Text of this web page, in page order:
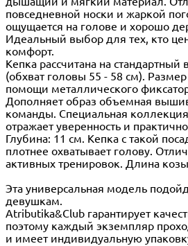
повседневной носки и жаркой
ощущается на голове и хорошо
Идеальный выбор для тех, кто
комфорт.
Кепка рассчитана на
(обхват головы 55 - 58 см).
помощи металлического
Дополняет образ объемная
команды. Специальная
отражает уверенность и
Глубина: 11 см. Кепка с такой
плотнее охватывает голову.
активных тренировок. Длина
Эта универсальная модель
девушкам.
Atributika&Club гарантирует
поэтому каждый экземпляр
и имеет индивидуальную